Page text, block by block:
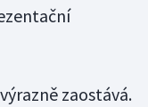
zaostává.